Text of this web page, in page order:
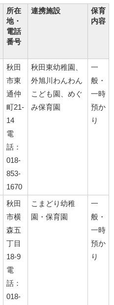
所在
地・
電話
番号
連携施設
保育
内容
秋田
市東
通仲
町21-
14
電
話：
018-
853-
1670
秋田東幼稚園、
外旭川わんわん
こども園、めぐ
み保育園
一
般・
一時
預か
り
秋田
市横
森五
丁目
18-9
電
話：
018-
こまどり幼稚
園・保育園
一
般・
一時
預か
り